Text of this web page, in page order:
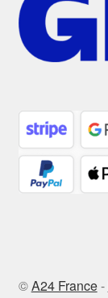
©A24 France-